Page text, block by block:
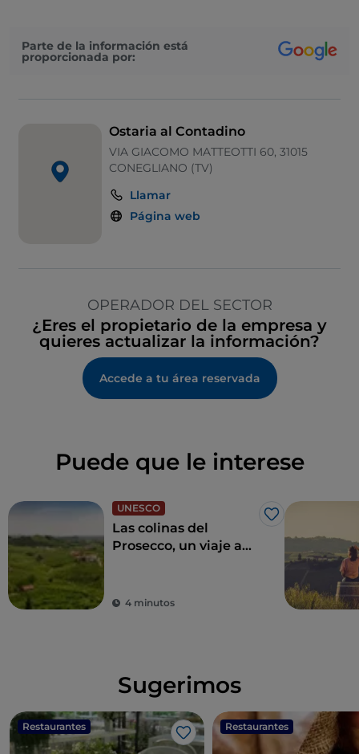
Aparcamiento
Zona de fumadores
Parte de la información está
proporcionada por:
Ostaria al Contadino
VIA GIACOMO MATTEOTTI 60, 31015
CONEGLIANO (TV)
Llamar
Página web
OPERADOR DEL SECTOR
¿Eres el propietario de la empresa y
quieres actualizar la información?
Accede a tu área reservada
Puede que le interese
UNESCO
Me gusta
Las colinas del
Prosecco, un viaje a
4 minutos
Sugerimos
Restaurantes
Me gusta
Restaurantes